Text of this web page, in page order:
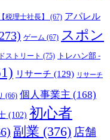
税理士社長】 (67) アパレル
ゲーム (67) スポン
ストリート (75) トレハン部 -
リサーチ (129) リサーチ
(66) 個人事業主 (168)
(102) 初心者
副業 (376) 店舗